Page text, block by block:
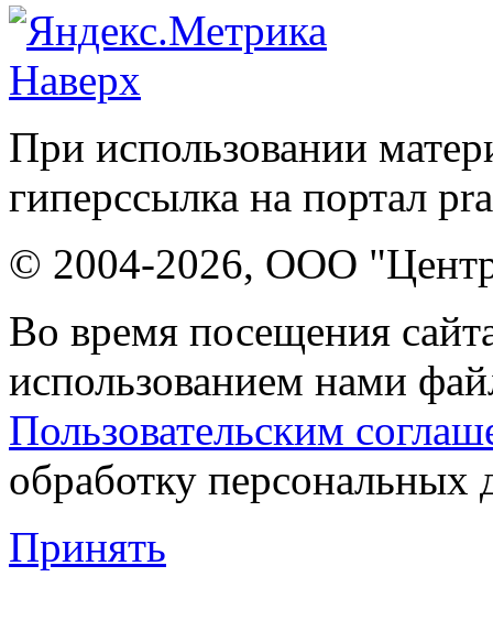
Наверх
При использовании
гиперссылка на портал
© 2004-2026, ООО "Центр
Во время посещения
использованием нами
Пользовательским
обработку персональных
Принять